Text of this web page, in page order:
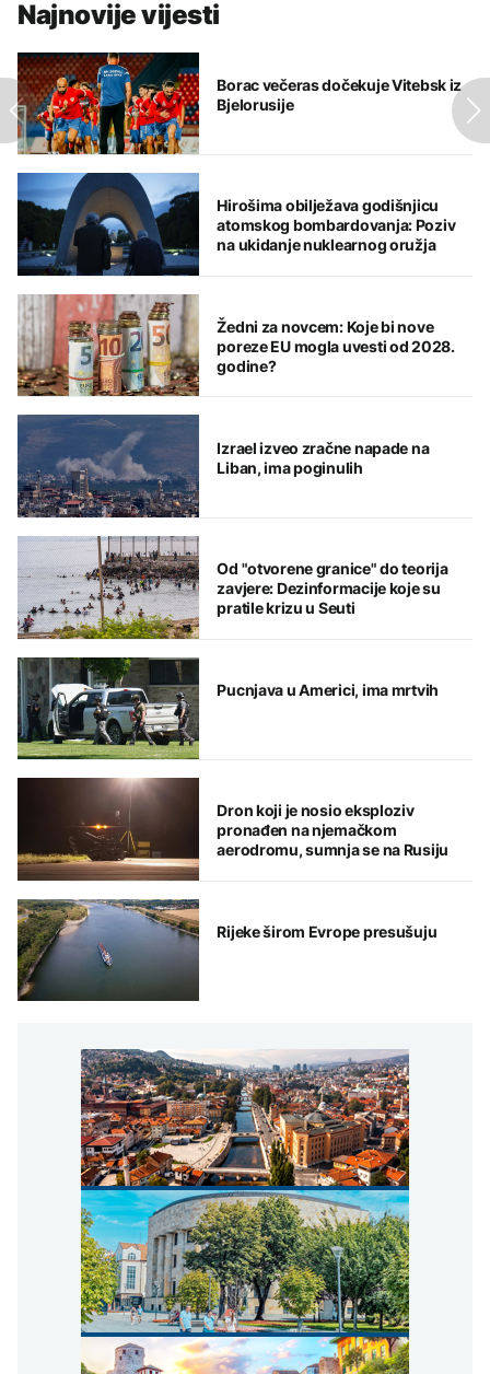
Najnovije vijesti
Borac večeras dočekuje Vitebsk iz
Bjelorusije
Hirošima obilježava godišnjicu
atomskog bombardovanja: Poziv
na ukidanje nuklearnog oružja
Žedni za novcem: Koje bi nove
poreze EU mogla uvesti od 2028.
godine?
Izrael izveo zračne napade na
Liban, ima poginulih
Od "otvorene granice" do teorija
zavjere: Dezinformacije koje su
pratile krizu u Seuti
Pucnjava u Americi, ima mrtvih
Dron koji je nosio eksploziv
pronađen na njemačkom
aerodromu, sumnja se na Rusiju
Rijeke širom Evrope presušuju